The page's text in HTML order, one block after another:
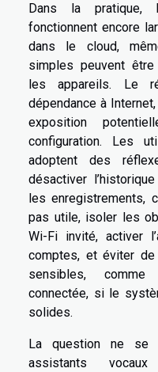
Dans la pratique,
fonctionnent encore
dans le cloud,
simples peuvent
les appareils. Le
dépendance à
exposition
configuration. Les
adoptent des
désactiver
les enregistrements,
pas utile, isoler les
Wi-Fi invité, activer
comptes, et éviter
sensibles, comme
connectée, si le
solides.
La question ne se
assistants